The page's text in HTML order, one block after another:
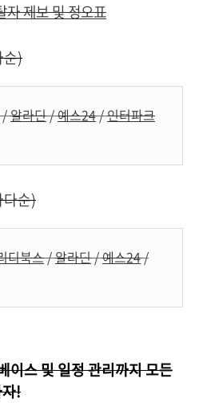
자 제보 및 정오표
순)
/알라딘/예스24/인터파크
순)
디북스/알라딘/예스24/
이스 및 일정 관리까지 모든
!